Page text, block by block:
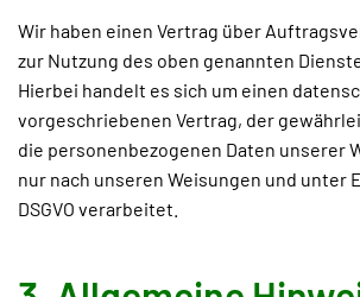
Wir haben einen Vertrag über
zur Nutzung des oben genannten
Hierbei handelt es sich um einen
vorgeschriebenen Vertrag, der
die personenbezogenen Daten unserer
nur nach unseren Weisungen und unter
DSGVO verarbeitet.